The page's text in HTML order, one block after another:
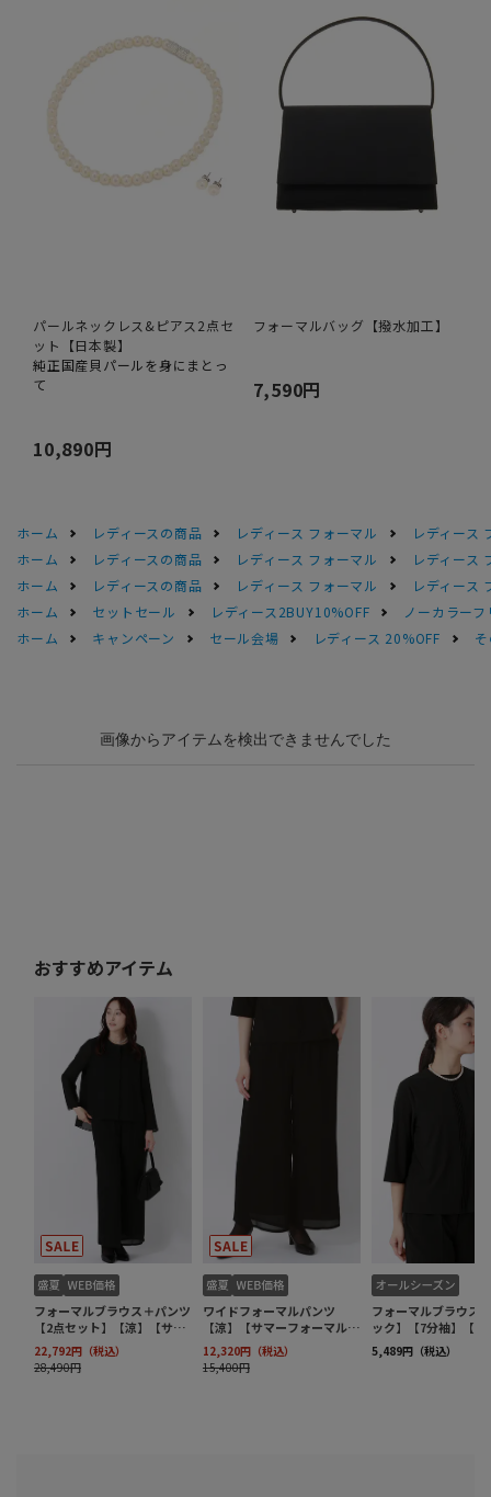
パールネックレス&ピアス2点セ
ット【日本製】
純正国産貝パールを身にまとっ
て
10,890円
フォーマルバッグ【撥水加工】
7,590円
ホーム レディースの商品 レディース フォーマル
レディース
ホーム
レディースの商品 レディース フォーマル
レディース
ホーム
レディースの商品 レディース フォーマル
レディース
ホーム
セットセール レディース2BUY10%OFF
ノーカラー
ホーム
キャンペーン セール会場 レディース 20%OFF